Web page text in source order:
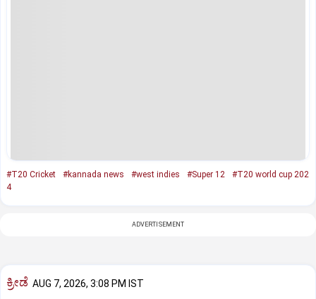
#T20 Cricket #kannada news #west indies #Super 12
#T20 world cup 202
4
ADVERTISEMENT
ಕ್ರೀಡೆ AUG 7, 2026, 3:08 PM IST